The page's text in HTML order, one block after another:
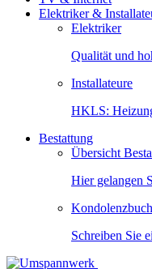
Elektriker &
Elektriker
Qualität und
Installateure
HKLS:
Bestattung
Übersicht
Hier gelangen
Kondolenzbuch
Schreiben Sie